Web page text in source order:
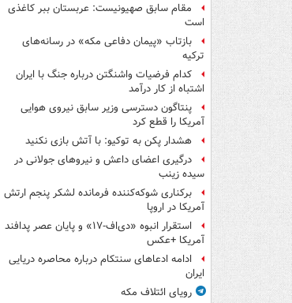
مقام سابق صهیونیست: عربستان ببر کاغذی
است
بازتاب «پیمان دفاعی مکه» در رسانه‌های
ترکیه
کدام فرضیات واشنگتن درباره جنگ با ایران
اشتباه از کار درآمد
پنتاگون دسترسی وزیر سابق نیروی هوایی
آمریکا را قطع کرد
هشدار پکن به توکیو: با آتش بازی نکنید
درگیری اعضای داعش و نیروهای جولانی در
سیده زینب
برکناری شوکه‌کننده فرمانده لشکر پنجم ارتش
آمریکا در اروپا
استقرار انبوه «دی‌اف‑۱۷» و پایان عصر پدافند
آمریکا +عکس
ادامه ادعاهای سنتکام درباره محاصره دریایی
ایران
رویای ائتلاف مکه